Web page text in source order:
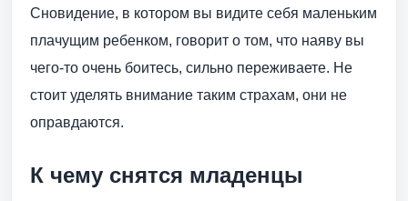
Сновидение, в котором вы видите себя маленьким
плачущим ребенком, говорит о том, что наяву вы
чего-то очень боитесь, сильно переживаете. Не
стоит уделять внимание таким страхам, они не
оправдаются.
К чему снятся младенцы